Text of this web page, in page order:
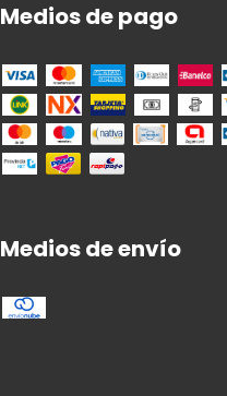
Medios de pago
Medios de envío